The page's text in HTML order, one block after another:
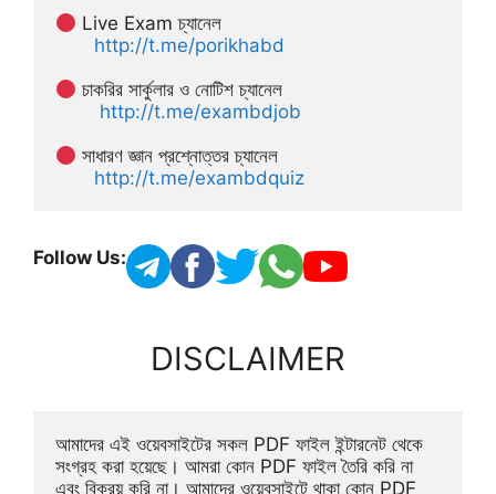
Live Exam চ্যানেল
http://t.me/porikhabd
চাকরির সার্কুলার ও নোটিশ চ্যানেল
http://t.me/exambdjob
সাধারণ জ্ঞান প্রশ্নোত্তর চ্যানেল
http://t.me/exambdquiz
Follow Us:
DISCLAIMER
আমাদের এই ওয়েবসাইটের সকল PDF ফাইল ইন্টারনেট থেকে
সংগ্রহ করা হয়েছে। আমরা কোন PDF ফাইল তৈরি করি না
এবং বিক্রয় করি না। আমাদের ওয়েবসাইটে থাকা কোন PDF